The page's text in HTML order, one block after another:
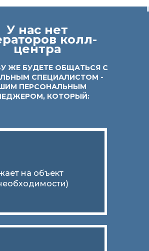
У нас нет
колл-
центра
ЖЕ БУДЕТЕ ОБЩАТЬСЯ С
СПЕЦИАЛИСТОМ -
ПЕРСОНАЛЬНЫМ
КОТОРЫЙ:
на объект